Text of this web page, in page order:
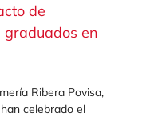
de
en
Ribera Povisa,
celebrado el